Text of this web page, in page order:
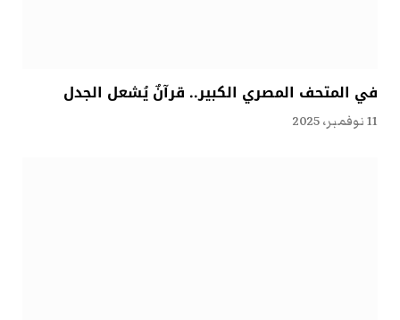
في المتحف المصري الكبير.. قرآنٌ يُشعل الجدل
11 نوفمبر، 2025